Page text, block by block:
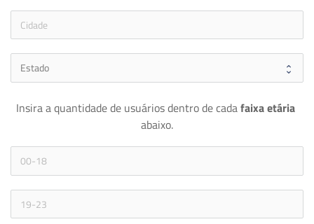
Insira a quantidade de usuários dentro de cada
abaixo.